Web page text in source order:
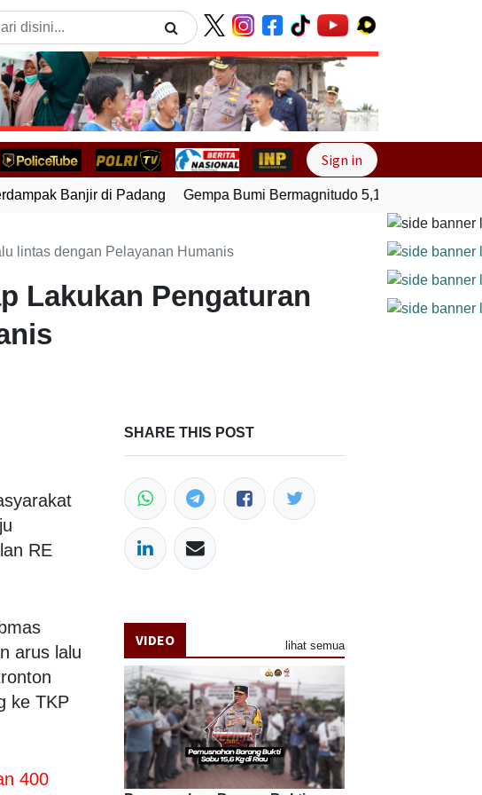
Next
Sign in
Banjir di Padang Gempa Bumi Bermagnitudo 5,1 Kembali
lintas dengan Pelayanan Humanis
Lakukan Pengaturan
RE
arus lalu
ke TKP
400
SHARE THIS POST
VIDEO lihat semua